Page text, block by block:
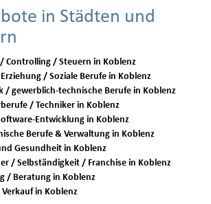
in Städten und
Jobs für Finanzen / Controlling / Steuern in Koblenz
Jobs für Bildung / Erziehung / Soziale Berufe in Koblenz
Jobs für Handwerk / gewerblich-technische Berufe in Koblenz
Jobs für Ingenieurberufe / Techniker in Koblenz
Jobs für IT / TK / Software-Entwicklung in Koblenz
Jobs für Kaufmännische Berufe & Verwaltung in Koblenz
Jobs für Medizin und Gesundheit in Koblenz
Jobs für Freiberufler / Selbständigkeit / Franchise in Koblenz
Jobs für Consulting / Beratung in Koblenz
Jobs für Vertrieb / Verkauf in Koblenz